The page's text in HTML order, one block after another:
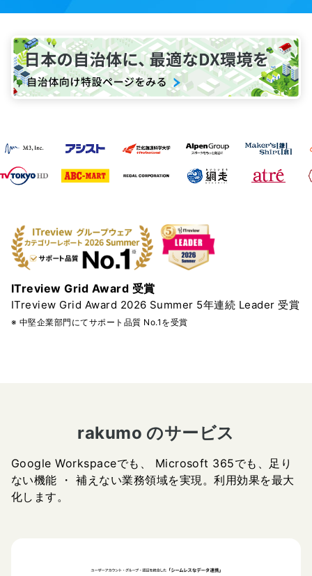
ITreview Grid Award 受賞
ITreview Grid Award 2026 Summer 5年連続 Leader 受賞
※ 中堅企業部門にてサポート品質 No.1を受賞
rakumo のサービス
Google Workspaceでも、 Microsoft 365でも、足り
ない機能 ・ 補えない業務領域を実現。利用効果を最大
化します。